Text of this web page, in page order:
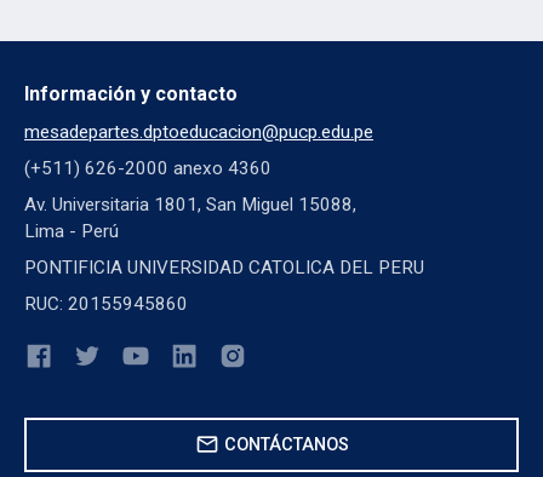
Información y contacto
mesadepartes.dptoeducacion@pucp.edu.pe
(+511) 626-2000 anexo 4360
Av. Universitaria 1801, San Miguel 15088,
Lima - Perú
PONTIFICIA UNIVERSIDAD CATOLICA DEL PERU
RUC: 20155945860
mail CONTÁCTANOS